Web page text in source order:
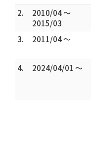
2.
2010/04 ～
2015/03
3. 2011/04 ～
4.
2024/04/01 ～